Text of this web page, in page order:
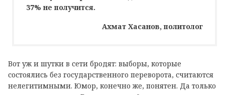
37% не получится.
Ахмат Хасанов, политолог
Вот уж и шутки в сети бродят: выборы, которые
состоялись без государственного переворота, считаются
нелегитимными. Юмор, конечно же, понятен. Да только